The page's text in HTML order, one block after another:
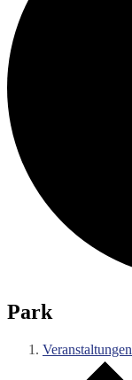
Park
Veranstaltungen